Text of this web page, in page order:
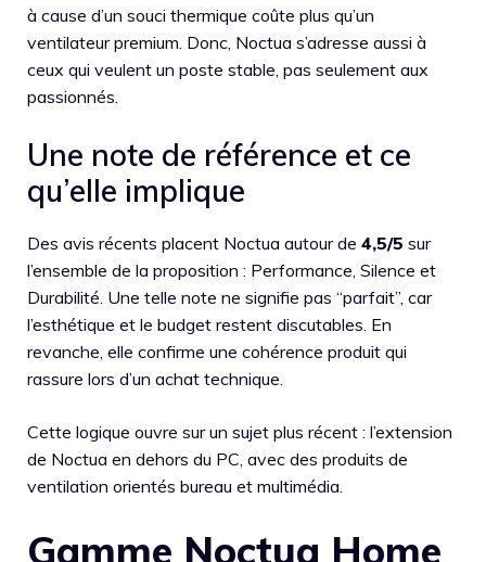
à cause d’un souci thermique coûte plus qu’un
ventilateur premium. Donc, Noctua s’adresse aussi à
ceux qui veulent un poste stable, pas seulement aux
passionnés.
Une note de référence et ce
qu’elle implique
Des avis récents placent Noctua autour de 4,5/5 sur
l’ensemble de la proposition : Performance, Silence et
Durabilité. Une telle note ne signifie pas “parfait”, car
l’esthétique et le budget restent discutables. En
revanche, elle confirme une cohérence produit qui
rassure lors d’un achat technique.
Cette logique ouvre sur un sujet plus récent : l’extension
de Noctua en dehors du PC, avec des produits de
ventilation orientés bureau et multimédia.
Gamme Noctua Home